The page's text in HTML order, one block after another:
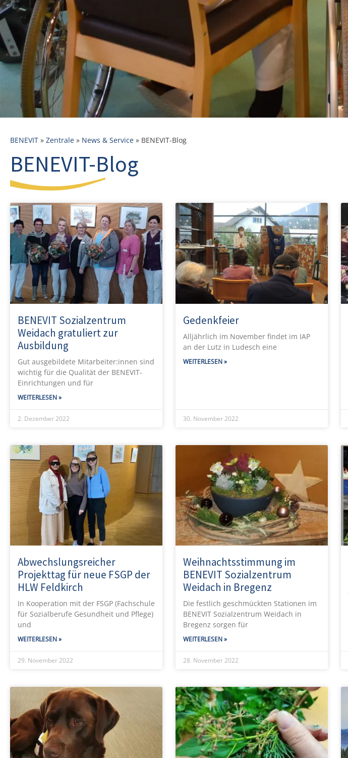
BENEVIT » Zentrale » News & Service » BENEVIT-Blog
BENEVIT-Blog
BENEVIT Sozialzentrum
Weidach gratuliert zur
Ausbildung
Gut ausgebildete Mitarbeiter:innen sind
wichtig für die Qualität der BENEVIT-
Einrichtungen und für
WEITERLESEN »
2. Dezember 2022
Gedenkfeier
Alljährlich im November findet im IAP
an der Lutz in Ludesch eine
WEITERLESEN »
30. November 2022
Abwechslungsreicher
Projekttag für neue FSGP der
HLW Feldkirch
In Kooperation mit der FSGP (Fachschule
für Sozialberufe Gesundheit und Pflege)
und
WEITERLESEN »
29. November 2022
Weihnachtsstimmung im
BENEVIT Sozialzentrum
Weidach in Bregenz
Die festlich geschmückten Stationen im
BENEVIT Sozialzentrum Weidach in
Bregenz sorgen für
WEITERLESEN »
28. November 2022